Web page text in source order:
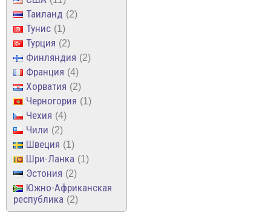
Таиланд 2
Тунис 1
Турция 2
Финляндия 2
Франция 4
Хорватия 2
Черногория 1
Чехия 4
Чили 2
Швеция 1
Шри-Ланка 1
Эстония 2
Южно-Африканская
республика
2